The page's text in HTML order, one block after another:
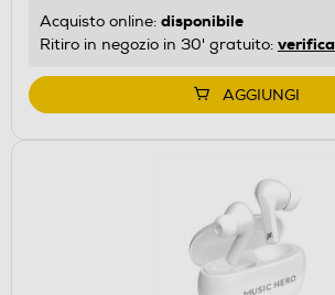
Acquisto online: disponibile
Ritiro in negozio in 30' gratuito: verifica
AGGIUNGI